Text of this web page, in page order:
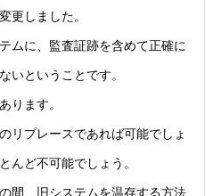
更しました。
ムに、監査証跡を含めて正確に
いということです。
ります。
リプレースであれば可能でしょ
んど不可能でしょう。
間、旧システムを温存する方法